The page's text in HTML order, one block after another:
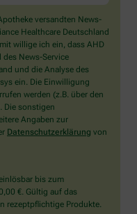
versandten News-
Healthcare Deutschland
willige ich ein, dass AHD
des News-Service
und die Analyse des
ein. Die Einwilligung
werden (z.B. über den
Die sonstigen
Angaben zur
Datenschutzerklärung von
bis zum
€. Gültig auf das
rezeptpflichtige Produkte.